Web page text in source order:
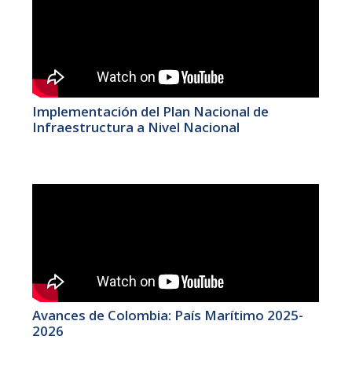
Implementación del Plan Nacional de
Infraestructura a Nivel Nacional
Avances de Colombia: País Marítimo 2025-
2026